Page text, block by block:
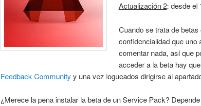
Actualización 2: desde el
Cuando se trata de
confidencialidad que
comentar nada, así que
acceder a la beta hay
Feedback Community y una vez logueados dirigirse al
¿Merece la pena instalar la beta de un Service Pack?